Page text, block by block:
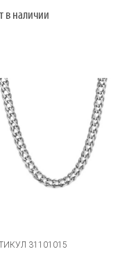
в наличии
31101015